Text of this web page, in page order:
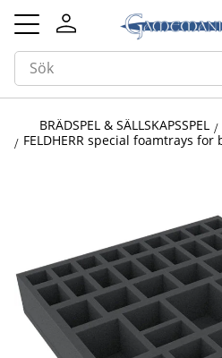
Meny
BRÄDSPEL & SÄLLSKAPSSPEL
FELDHERR special foamtrays for